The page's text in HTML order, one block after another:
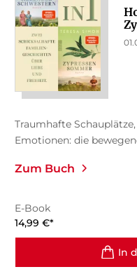
Traumhafte
Emotionen: die
Zum Buch
E-Book
14,99 €*
In